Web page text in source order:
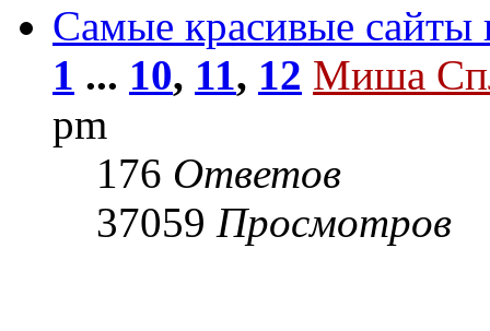
Самые красивые сайты
1 ... 10, 11, 12 Миша
pm
176 Ответов
37059 Просмотров